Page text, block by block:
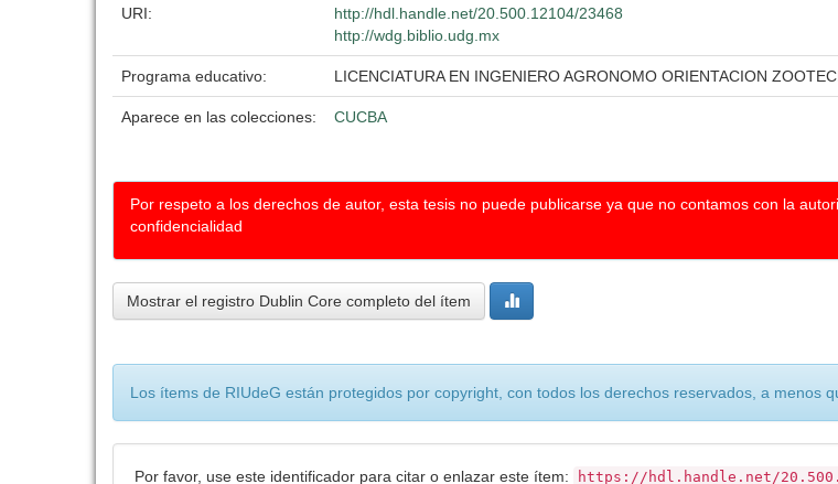
URI:
http://hdl.handle.net/20.500.12104/23468
http://wdg.biblio.udg.mx
Programa educativo: LICENCIATURA EN INGENIERO AGRONOMO ORIENTACION
Aparece en las colecciones: CUCBA
Por respeto a los derechos de autor, esta tesis no puede publicarse ya que no contamos con la
confidencialidad
Mostrar el registro Dublin Core completo del ítem
Los ítems de RIUdeG están protegidos por copyright, con todos los derechos reservados, a menos
Por favor, use este identificador para citar o enlazar este ítem: https://hdl.handle.net/